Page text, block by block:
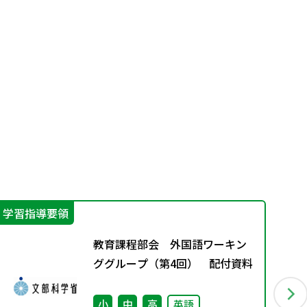
学習指導要領
教育課程部会 外国語ワーキン
ググループ（第4回） 配付資料